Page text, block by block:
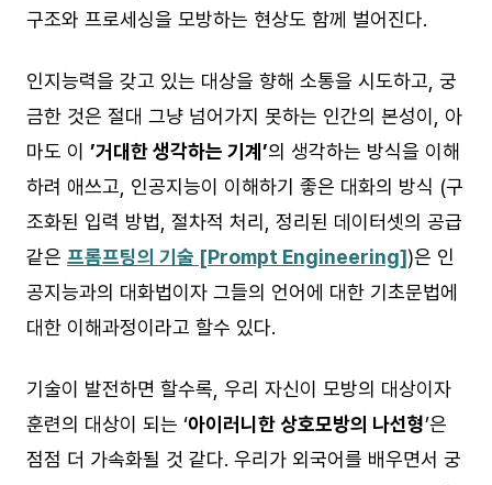
구조와 프로세싱을 모방하는 현상도 함께 벌어진다.
인지능력을 갖고 있는 대상을 향해 소통을 시도하고, 궁
금한 것은 절대 그냥 넘어가지 못하는 인간의 본성이, 아
마도 이 ’거대한 생각하는 기계’의 생각하는 방식을 이해
하려 애쓰고, 인공지능이 이해하기 좋은 대화의 방식 (구
조화된 입력 방법, 절차적 처리, 정리된 데이터셋의 공급
같은 프롬프팅의 기술 [Prompt Engineering])은 인
공지능과의 대화법이자 그들의 언어에 대한 기초문법에
대한 이해과정이라고 할수 있다.
기술이 발전하면 할수록, 우리 자신이 모방의 대상이자
훈련의 대상이 되는 ‘아이러니한 상호모방의 나선형’은
점점 더 가속화될 것 같다. 우리가 외국어를 배우면서 궁